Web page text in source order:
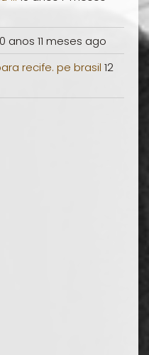
anos 11 meses ago
recife. pe brasil 12